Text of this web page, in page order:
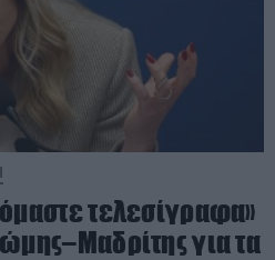
τελεσίγραφα»
για τα